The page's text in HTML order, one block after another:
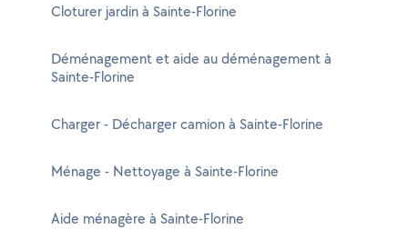
Cloturer jardin à Sainte-Florine
Déménagement et aide au déménagement à
Sainte-Florine
Charger - Décharger camion à Sainte-Florine
Ménage - Nettoyage à Sainte-Florine
Aide ménagère à Sainte-Florine